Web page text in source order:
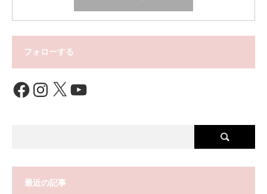
フォローする
FacebookInstagram
X YouTube
最近の記事